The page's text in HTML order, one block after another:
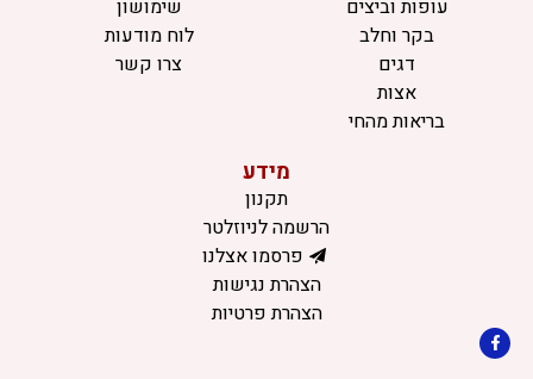
עופות וביצים
בקר וחלב
דגים
אצות
בריאות מהחי
שימושון
לוח מודעות
צרו קשר
מידע
תקנון
הרשמה לניוזלטר
פרסמו אצלנו
הצהרת נגישות
הצהרת פרטיות